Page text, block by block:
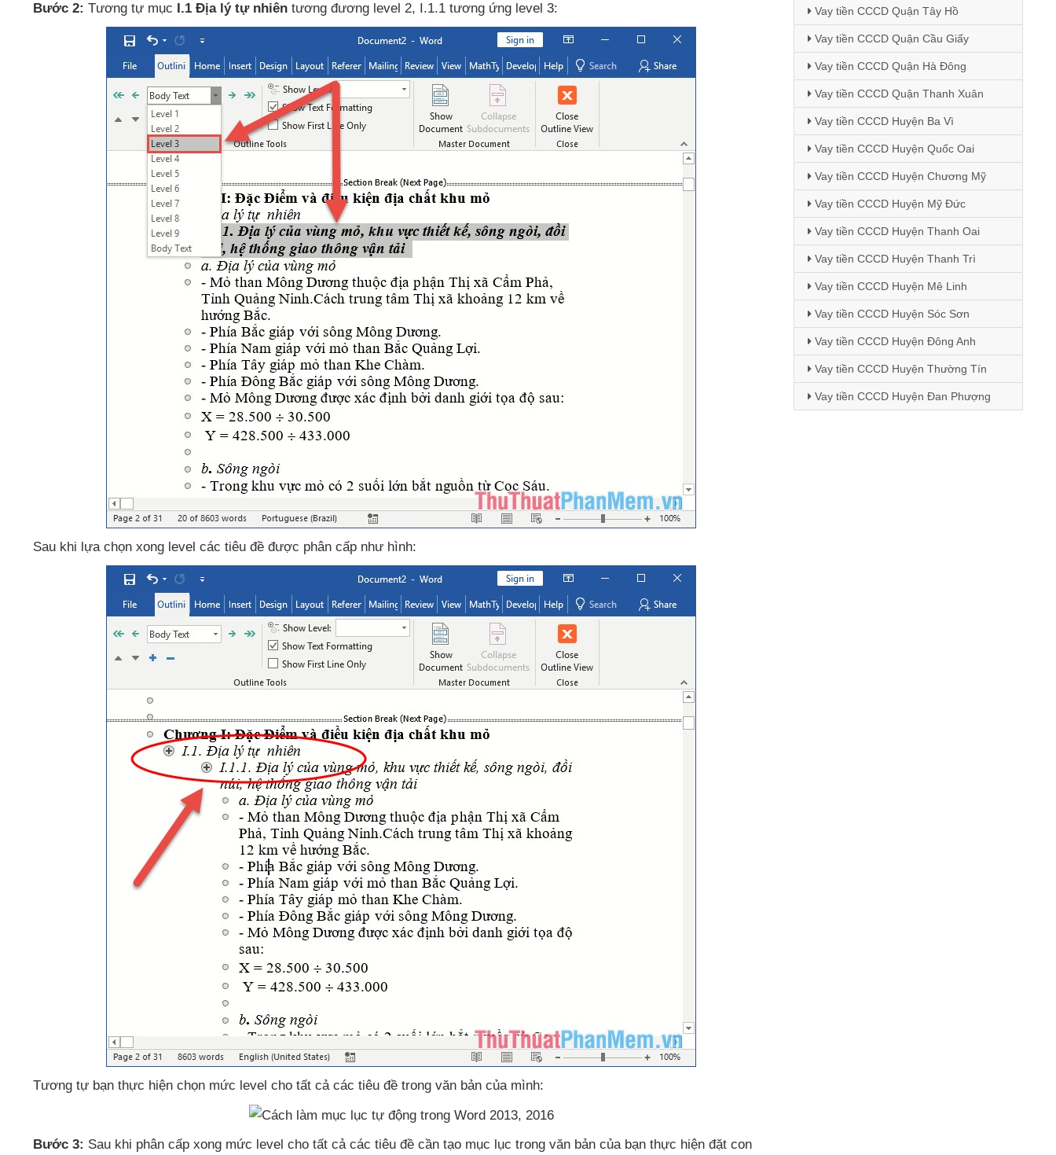
Bước 2: Tương tự mục I.1 Địa lý tự nhiên tương đương level 2, I.1.1 tương ứng level 3:
Sau khi lựa chọn xong level các tiêu đề được phân cấp như hình:
Tương tự bạn thực hiện chọn mức level cho tất cả các tiêu đề trong văn bản của mình:
Bước 3: Sau khi phân cấp xong mức level cho tất cả các tiêu đề cần tạo mục lục trong văn bản của bạn thực hiện đặt con
Vay tiền CCCD Quận Tây Hồ
Vay tiền CCCD Quận Cầu Giấy
Vay tiền CCCD Quận Hà Đông
Vay tiền CCCD Quận Thanh Xuân
Vay tiền CCCD Huyện Ba Vì
Vay tiền CCCD Huyện Quốc Oai
Vay tiền CCCD Huyện Chương Mỹ
Vay tiền CCCD Huyện Mỹ Đức
Vay tiền CCCD Huyện Thanh Oai
Vay tiền CCCD Huyện Thanh Trì
Vay tiền CCCD Huyện Mê Linh
Vay tiền CCCD Huyện Sóc Sơn
Vay tiền CCCD Huyện Đông Anh
Vay tiền CCCD Huyện Thường Tín
Vay tiền CCCD Huyện Đan Phượng